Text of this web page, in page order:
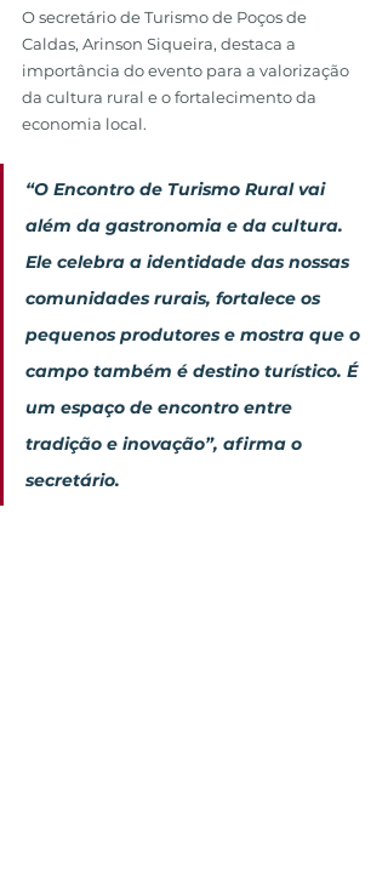
O secretário de Turismo de Poços de
Caldas, Arinson Siqueira, destaca a
importância do evento para a valorização
da cultura rural e o fortalecimento da
economia local.
“O Encontro de Turismo Rural vai
além da gastronomia e da cultura.
Ele celebra a identidade das nossas
comunidades rurais, fortalece os
pequenos produtores e mostra que o
campo também é destino turístico. É
um espaço de encontro entre
tradição e inovação”, afirma o
secretário.